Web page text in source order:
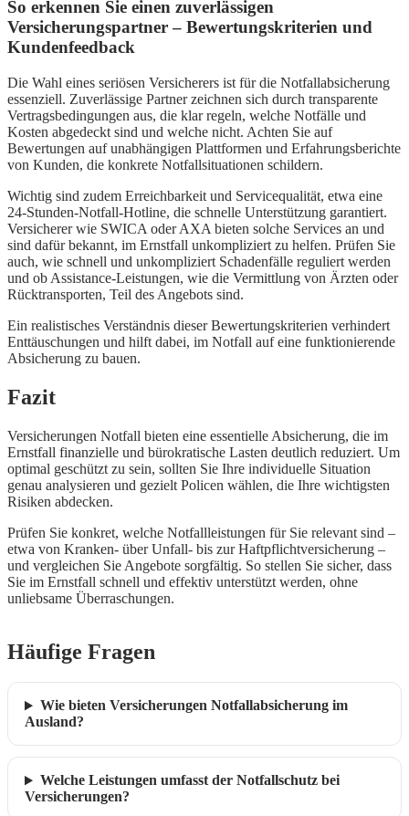
So erkennen Sie einen zuverlässigen
Versicherungspartner – Bewertungskriterien und
Kundenfeedback
Die Wahl eines seriösen Versicherers ist für die Notfallabsicherung
essenziell. Zuverlässige Partner zeichnen sich durch transparente
Vertragsbedingungen aus, die klar regeln, welche Notfälle und
Kosten abgedeckt sind und welche nicht. Achten Sie auf
Bewertungen auf unabhängigen Plattformen und Erfahrungsberichte
von Kunden, die konkrete Notfallsituationen schildern.
Wichtig sind zudem Erreichbarkeit und Servicequalität, etwa eine
24-Stunden-Notfall-Hotline, die schnelle Unterstützung garantiert.
Versicherer wie SWICA oder AXA bieten solche Services an und
sind dafür bekannt, im Ernstfall unkompliziert zu helfen. Prüfen Sie
auch, wie schnell und unkompliziert Schadenfälle reguliert werden
und ob Assistance-Leistungen, wie die Vermittlung von Ärzten oder
Rücktransporten, Teil des Angebots sind.
Ein realistisches Verständnis dieser Bewertungskriterien verhindert
Enttäuschungen und hilft dabei, im Notfall auf eine funktionierende
Absicherung zu bauen.
Fazit
Versicherungen Notfall bieten eine essentielle Absicherung, die im
Ernstfall finanzielle und bürokratische Lasten deutlich reduziert. Um
optimal geschützt zu sein, sollten Sie Ihre individuelle Situation
genau analysieren und gezielt Policen wählen, die Ihre wichtigsten
Risiken abdecken.
Prüfen Sie konkret, welche Notfallleistungen für Sie relevant sind –
etwa von Kranken- über Unfall- bis zur Haftpflichtversicherung –
und vergleichen Sie Angebote sorgfältig. So stellen Sie sicher, dass
Sie im Ernstfall schnell und effektiv unterstützt werden, ohne
unliebsame Überraschungen.
Häufige Fragen
Wie bieten Versicherungen Notfallabsicherung im
Ausland?
Welche Leistungen umfasst der Notfallschutz bei
Versicherungen?